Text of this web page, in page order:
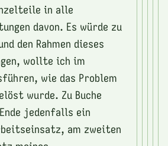
in alle
davon. Es würde zu
den Rahmen dieses
wollte ich im
wie das Problem
wurde. Zu Buche
jedenfalls ein
am zweiten